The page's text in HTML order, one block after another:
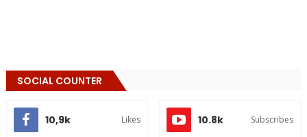
SOCIAL COUNTER
10,9k Likes 10.8k Subscribes